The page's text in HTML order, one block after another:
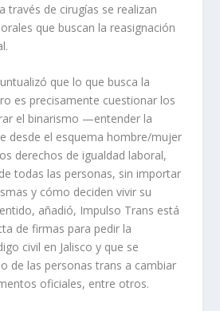
través de cirugías se realizan
que buscan la reasignación
que lo que busca la
es precisamente cuestionar los
el binarismo —entender la
desde el esquema hombre/mujer
derechos de igualdad laboral,
todas las personas, sin importar
y cómo deciden vivir su
añadió, Impulso Trans está
de firmas para pedir la
civil en Jalisco y que se
de las personas trans a cambiar
oficiales, entre otros.